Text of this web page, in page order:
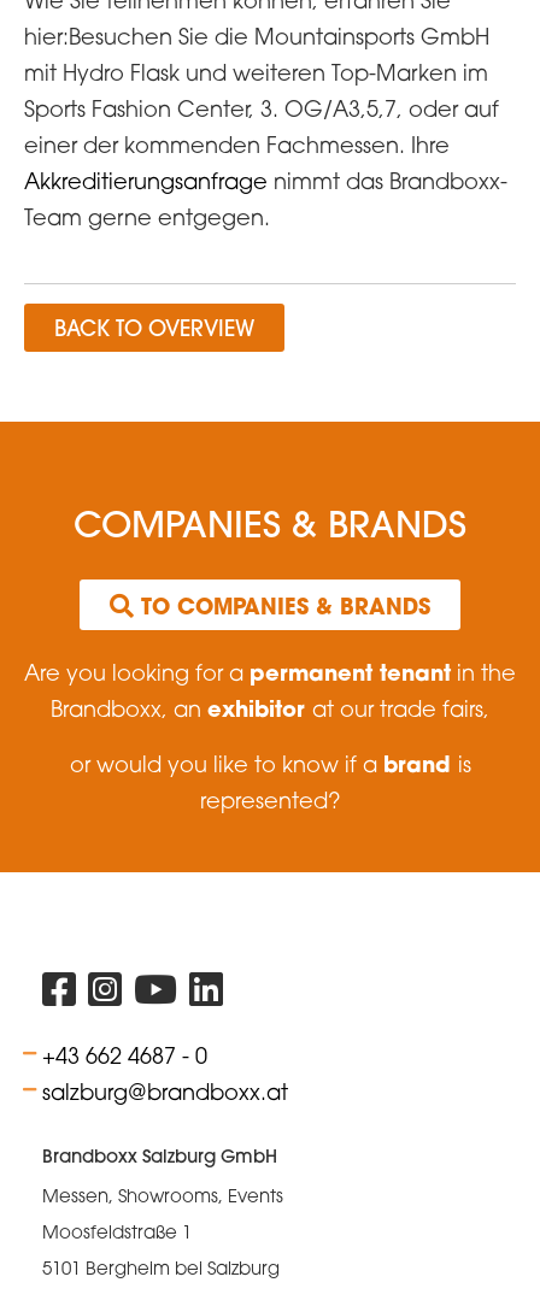
hier:Besuchen Sie die Mountainsports GmbH
mit Hydro Flask und weiteren Top-Marken im
Sports Fashion Center, 3. OG/A3,5,7, oder auf
einer der kommenden Fachmessen. Ihre
Akkreditierungsanfrage nimmt das Brandboxx-
Team gerne entgegen.
BACK TO OVERVIEW
COMPANIES & BRANDS
TO COMPANIES & BRANDS
Are you looking for a permanent tenant in the
Brandboxx, an exhibitor at our trade fairs,
or would you like to know if a brand is
represented?
+43 662 4687 - 0
salzburg@brandboxx.at
Brandboxx Salzburg GmbH
Messen, Showrooms, Events
Moosfeldstraße 1
5101 Bergheim bei Salzburg